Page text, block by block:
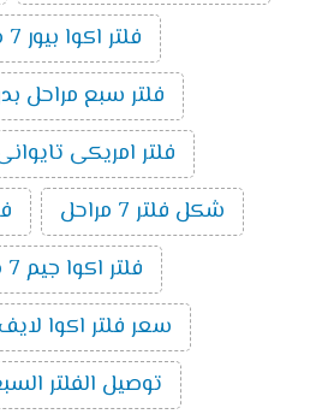
فلتر اكوا بيور 7 مراحل
فلتر سبع مراحل
فلتر امريكى تايوانى 7
شكل فلتر 7 مراحل
فلتر اكوا جيم 7 مراحل
سعر فلتر اكوا لايف 7 مراحل
توصيل الفلتر